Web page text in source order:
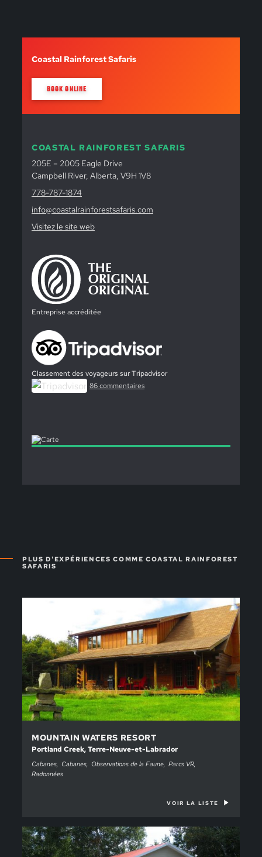
Coastal Rainforest Safaris
BOOK ONLINE
COASTAL RAINFOREST SAFARIS
205E – 2005 Eagle Drive
Campbell River, Alberta, V9H 1V8
778-787-1874
info@coastalrainforestsafaris.com
Visitez le site web
Entreprise accréditée
Classement des voyageurs sur Tripadvisor
86 commentaires
PLUS D'EXPÉRIENCES COMME COASTAL RAINFOREST
SAFARIS
MOUNTAIN WATERS RESORT
Portland Creek, Terre-Neuve-et-Labrador
Cabanes Cabanes Observations de la Faune Parcs VR
Radonnées
VOIR LA LISTE